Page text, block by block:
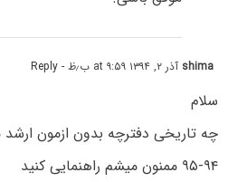
shima آذر ۲, ۱۳۹۴ at ۹:۵۹ ب٫ظ - Reply
سلام
چه تاریخی دفترچه بدون ازمون ارشد
۹۴-۹۵ ممنون میشم راهنمایی کنید